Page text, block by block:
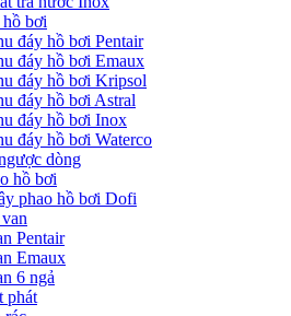
bơi
đáy hồ bơi Pentair
đáy hồ bơi Emaux
đáy hồ bơi Kripsol
đáy hồ bơi Astral
đáy hồ bơi Inox
đáy hồ bơi Waterco
dòng
hồ bơi
phao hồ bơi Dofi
Pentair
Emaux
6 ngả
phát